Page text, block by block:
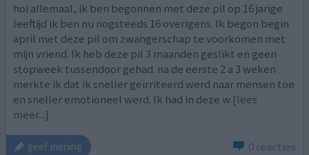
hoi allemaal, ik ben begonnen met deze pil op 16 jarige
leeftijd ik ben nu nogsteeds 16 overigens. Ik begon begin
april met deze pil om zwangerschap te voorkomen met
mijn vriend. Ik heb deze pil 3 maanden geslikt en geen
stopweek tussendoor gehad. na de eerste 2 a 3 weken
merkte ik dat ik sneller geïrriteerd werd naar mensen toe
en sneller emotioneel werd. Ik had in deze w [lees
meer...]
geef mening 0 reacties